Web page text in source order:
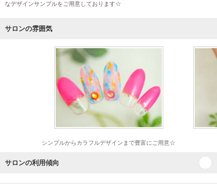
なデザインサンプルをご用意しております☆
サロンの雰囲気
シンプルからカラフルデザインまで豊富にご用意☆
サロンの利用傾向